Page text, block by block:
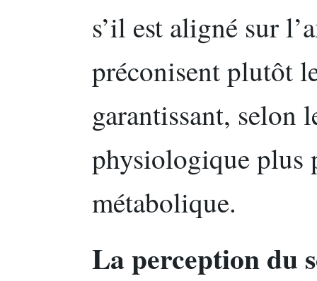
s’il est aligné sur
préconisent plutôt
garantissant, selon
physiologique plus
métabolique.
La perception du